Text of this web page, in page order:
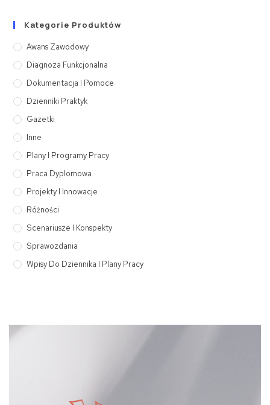
Kategorie Produktów
Awans Zawodowy
Diagnoza Funkcjonalna
Dokumentacja I Pomoce
Dzienniki Praktyk
Gazetki
Inne
Plany I Programy Pracy
Praca Dyplomowa
Projekty I Innowacje
Różności
Scenariusze I Konspekty
Sprawozdania
Wpisy Do Dziennika I Plany Pracy